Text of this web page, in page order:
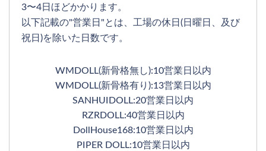
3〜4日ほどかかります。
以下記載の"営業日"とは、工場の休日(日曜日、及び
祝日)を除いた日数です。
WMDOLL(新骨格無し):10営業日以内
WMDOLL(新骨格有り):13営業日以内
SANHUIDOLL:20営業日以内
RZRDOLL:40営業日以内
DollHouse168:10営業日以内
PIPER DOLL:10営業日以内